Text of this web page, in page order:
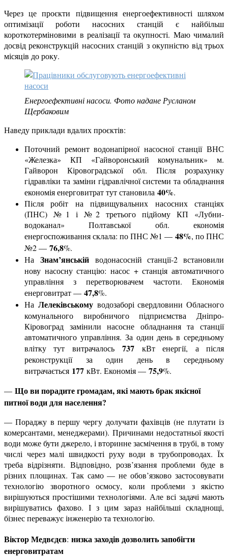
Через це проєкти підвищення енергоефективності шляхом
оптимізації роботи насосних станцій є найбільш
короткотерміновими в реалізації та окупності. Маю чималий
досвід реконструкцій насосних станцій з окупністю від трьох
місяців до року.
Енергоефективні насоси. Фото надане Русланом
Щербаковим
Наведу приклади вдалих проєктів:
Поточний ремонт водонапірної насосної станції ВНС
«Железка» КП «Гайворонський комунальник» м.
Гайворон Кіровоградської обл. Після розрахунку
гідравліки та заміни гідравлічної системи та обладнання
економія енерговитрат тут становила 40%.
Після робіт на підвищувальних насосних станціях
(ПНС) №1 і №2 третього підйому КП «Лубни-
водоканал» Полтавської обл. економія
енергоспоживання склала: по ПНС №1 — 48%, по ПНС
№2 — 76,8%.
На Знам’янськійводонасосній станції-2 встановили
нову насосну станцію: насос + станція автоматичного
управління з перетворювачем частоти. Економія
енерговитрат — 47,8%.
На Лелеківськомуводозаборі свердловини Обласного
комунального виробничого підприємства Дніпро-
Кіровоград замінили насосне обладнання та станції
автоматичного управління. За один день в середньому
влітку тут витрачалось 737кВт енергії, а після
реконструкції за один день в середньому
витрачається 177 кВт. Економія — 75,9%.
— Що ви порадите громадам, які мають брак якісної
питної води для населення?
— Пораджу в першу чергу долучати фахівців (не плутати із
комерсантами, менеджерами). Причинами недостатньої якості
води може бути джерело, і вторинне засмічення в трубі, в тому
числі через малі швидкості руху води в трубопроводах. Їх
треба відрізняти. Відповідно, розв’язання проблеми буде в
різних площинах. Так само — не обов’язково застосовувати
технологію зворотного осмосу, коли проблеми з якістю
вирішуються простішими технологіями. Але всі задачі мають
вирішуватись фахово. І з цим зараз найбільші складнощі,
бізнес переважує інженерію та технологію.
Віктор Медвєдєв: низка заходів дозволить запобігти
енерговитратам